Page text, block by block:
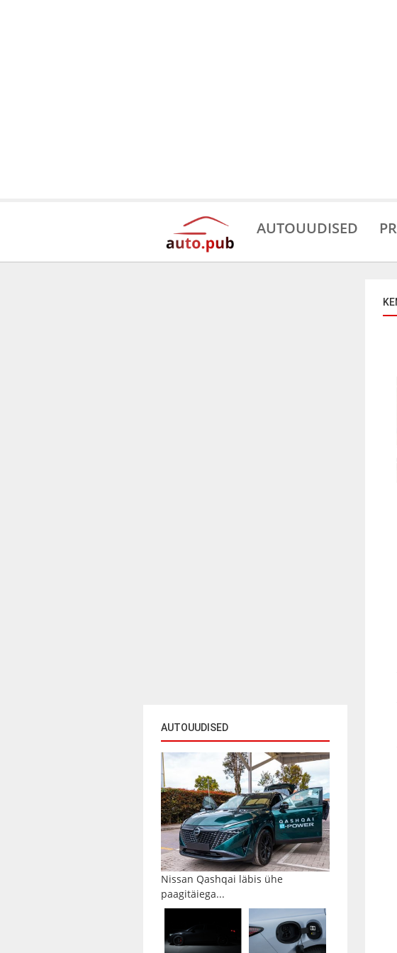
AUTOUUDISED
AUTOUUDISED
Nissan Qashqai läbis ühe
paagitäiega...